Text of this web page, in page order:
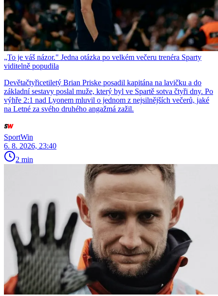
„To je váš názor." Jedna otázka po velkém večeru trenéra Sparty
viditelně popudila
Devětačtyřicetiletý Brian Priske posadil kapitána na lavičku a do
základní sestavy poslal muže, který byl ve Spartě sotva čtyři dny. Po
výhře 2:1 nad Lyonem mluvil o jednom z nejsilnějších večerů, jaké
na Letné za svého druhého angažmá zažil.
SportWin
6. 8. 2026, 23:40
2 min